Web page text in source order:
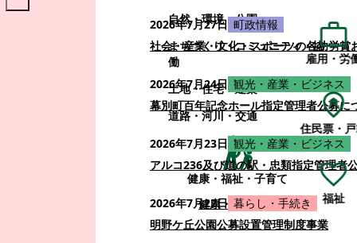
自然・環境・公園
まちづくり・コミュニティ・協
働
土地・住宅・建築
道路・河川・交通
健康・福祉・子育て
健康・福祉・子育て
2026年7月27日 町政情報
社会・産業・文化・スポーツの各功労
2026年7月24日 観光・産業・ビジネス
幕別町百年記念ホール指定管理者公募に
2026年7月23日 観光・産業・ビジネス
アルコ236及び道の駅・忠類指定管理者
2026年7月22日 暮らし・手続き
明野ケ丘公園公募設置管理制度事業
雇用・労
住民票・
福祉